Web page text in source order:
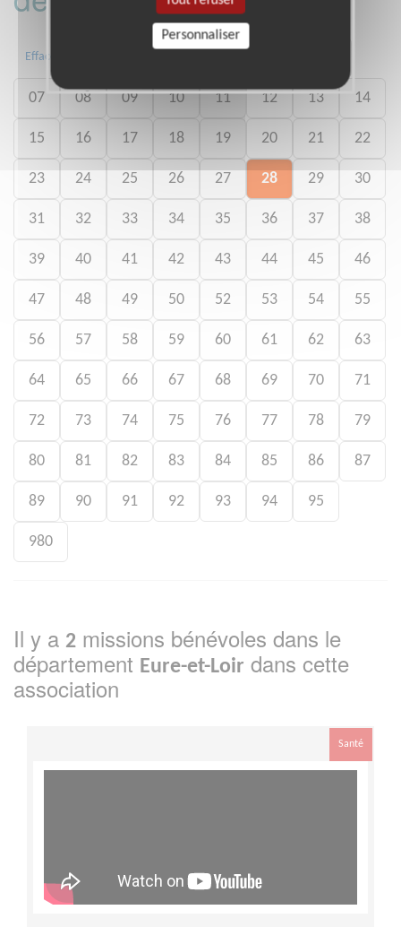
Effacer
07 08 09 10 11 12 13 14
15 16 17 18 19 20 21 22
23 24 25 26 27 28 29 30
31 32 33 34 35 36 37 38
39 40 41 42 43 44 45 46
47 48 49 50 52 53 54 55
56 57 58 59 60 61 62 63
64 65 66 67 68 69 70 71
72 73 74 75 76 77 78 79
80 81 82 83 84 85 86 87
89 90 91 92 93 94 95
980
Il y a 2 missions bénévoles dans le
département Eure-et-Loir dans cette
association
Santé
Personnaliser